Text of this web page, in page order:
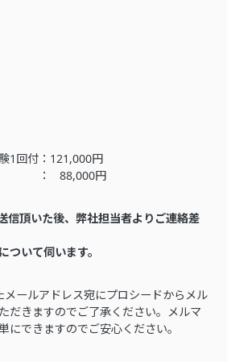
1回付：121,000円
： 88,000円
信頂いた後、弊社担当者よりご連絡差
ついて伺います。
ールアドレス宛にプロシードからメル
だきますのでご了承ください。メルマ
にできますのでご安心ください。